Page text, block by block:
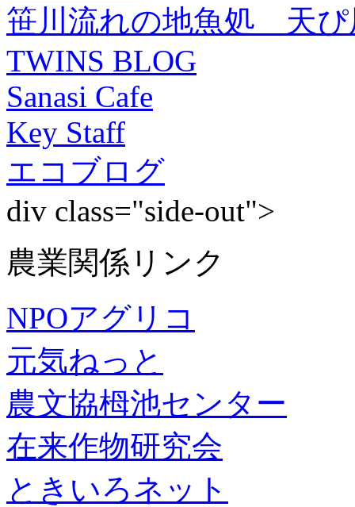
笹川流れの地魚処 天ぴ
TWINS BLOG
Sanasi Cafe
Key Staff
エコブログ
div class="side-out">
農業関係リンク
NPOアグリコ
元気ねっと
農文協栂池センター
在来作物研究会
ときいろネット